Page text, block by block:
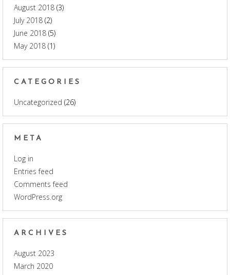
August 2018 (3)
July 2018 (2)
June 2018 (5)
May 2018 (1)
CATEGORIES
Uncategorized (26)
META
Log in
Entries feed
Comments feed
WordPress.org
ARCHIVES
August 2023
March 2020